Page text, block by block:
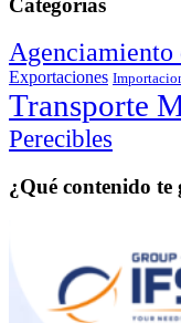
Categorías
Agenciamiento
Exportaciones
Transporte
Perecibles
¿Qué contenido te